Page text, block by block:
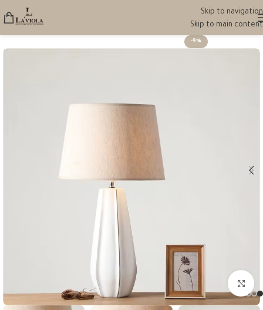
Skip to navigation
Skip to main content
-9%
انقر للتكبير